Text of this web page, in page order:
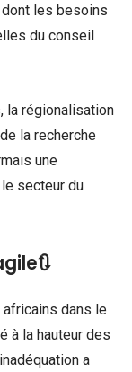
les besoins
du conseil
la régionalisation
la recherche
une
secteur du
dans le
à la hauteur des
a